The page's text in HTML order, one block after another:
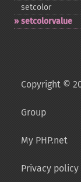
setcolor
setcolorvalue
Copyright ©
Group
My PHP.net
Privacy policy